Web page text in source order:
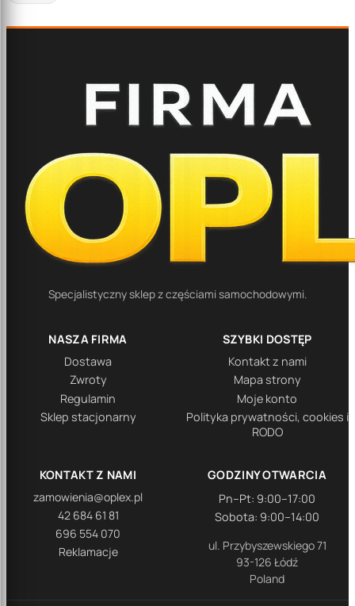
Specjalistyczny sklep z częściami samochodowymi.
NASZA FIRMA
Dostawa
Zwroty
Regulamin
Sklep stacjonarny
SZYBKI DOSTĘP
Kontakt z nami
Mapa strony
Moje konto
Polityka prywatności, cookies i
RODO
KONTAKT Z NAMI
zamowienia@oplex.pl
42 684 61 81
696 554 070
Reklamacje
GODZINY OTWARCIA
Pn–Pt: 9:00–17:00
Sobota: 9:00–14:00
ul. Przybyszewskiego 71
93-126 Łódź
Poland